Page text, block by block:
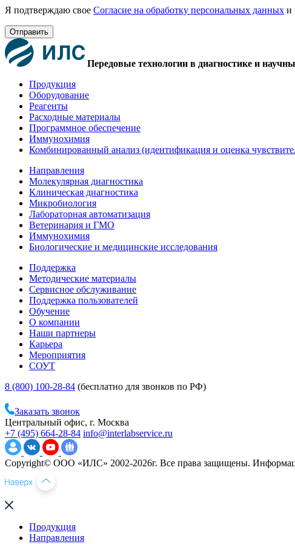
Я подтверждаю свое Согласие на обработку персональных данных и
Отправить
Передовые технологии в диагностике и
Продукция
Оборудование
Реагенты
Расходные материалы
Программное обеспечение
Иммунохимия
Комбинированный анализ (идентификация и оценка
Направления
Молекулярная диагностика
Клиническая диагностика
Микробиология
Лабораторная автоматизация
Ветеринария и ГМО
Иммунохимия
Биологические и медицинские исследования
Поддержка
Методические материалы
Сервисное обслуживание
Поддержка пользователей
Обучение
О компании
Наши партнеры
Карьера
Мероприятия
СОУТ
8 (800) 100-28-84 (бесплатно для звонков по РФ)
Заказать звонок
Центральный офис, г. Москва
+7 (495) 664-28-84 info@interlabservice.ru
Copyright© ООО «ИЛС» 2002-2026г. Все права защищены.
Продукция
Направления